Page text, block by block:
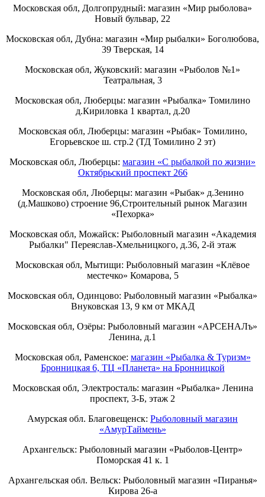
Московская обл, Долгопрудный: магазин «Мир рыболова»
Новый бульвар, 22
Московская обл, Дубна: магазин «Мир рыбалки» Боголюбова,
39 Тверская, 14
Московская обл, Жуковский: магазин «Рыболов №1»
Театральная, 3
Московская обл, Люберцы: магазин «Рыбалка» Томилино
д.Кириловка 1 квартал, д.20
Московская обл, Люберцы: магазин «Рыбак» Томилино,
Егорьевское ш. стр.2 (ТД Томилино 2 эт)
Московская обл, Люберцы: магазин «С рыбалкой по жизни»
Октябрьский проспект 266
Московская обл, Люберцы: магазин «Рыбак» д.Зенино
(д.Машково) строение 96,Строительный рынок Магазин
«Пехорка»
Московская обл, Можайск: Рыболовный магазин «Академия
Рыбалки" Переяслав-Хмельницкого, д.36, 2-й этаж
Московская обл, Мытищи: Рыболовный магазин «Клёвое
местечко» Комарова, 5
Московская обл, Одинцово: Рыболовный магазин «Рыбалка»
Внуковская 13, 9 км от МКАД
Московская обл, Озёры: Рыболовный магазин «АРСЕНАЛъ»
Ленина, д.1
Московская обл, Раменское: магазин «Рыбалка & Туризм»
Бронницкая 6, ТЦ «Планета» на Бронницкой
Московская обл, Электросталь: магазин «Рыбалка» Ленина
проспект, 3-Б, этаж 2
Амурская обл. Благовещенск: Рыболовный магазин
«АмурТаймень»
Архангельск: Рыболовный магазин «Рыболов-Центр»
Поморская 41 к. 1
Архангельская обл. Вельск: Рыболовный магазин «Пиранья»
Кирова 26-а